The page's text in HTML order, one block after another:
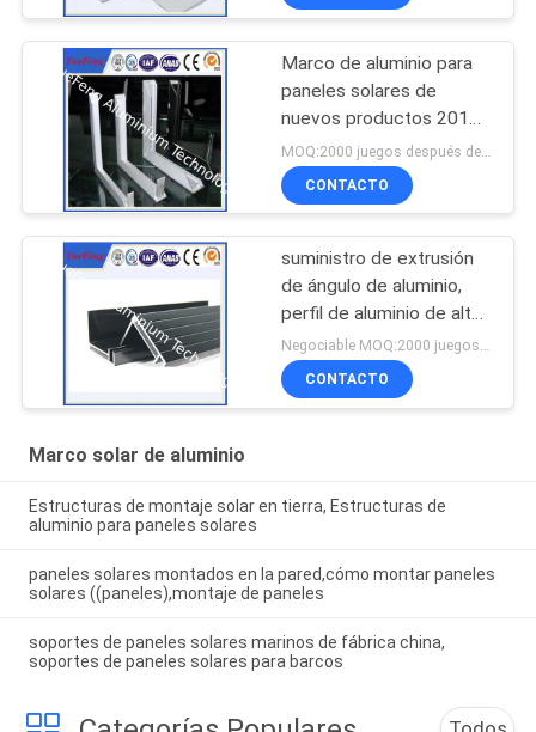
Marco de aluminio para
paneles solares de
nuevos productos 2015
del fabricante chino
CONTACTO
suministro de extrusión
de ángulo de aluminio,
perfil de aluminio de alta
calidad para soporte de
paneles solares
Negociable MOQ:2000 juegos después de confirmar las muestras
CONTACTO
Marco solar de aluminio
Estructuras de montaje solar en tierra, Estructuras de
aluminio para paneles solares
paneles solares montados en la pared,cómo montar paneles
solares ((paneles),montaje de paneles
soportes de paneles solares marinos de fábrica china,
soportes de paneles solares para barcos